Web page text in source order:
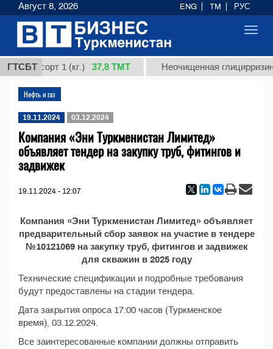
ГТСБТсорт 1 (кг.) 37,8 ТМТ Неочищенная
Нефть и газ
19.11.2024 03.12.2024
Компания «Эни Туркменистан Лимитед»
объявляет тендер на закупку труб, фитингов и
задвижек
19.11.2024 - 12:07
Компания «Эни Туркменистан Лимитед» объявляет
предварительный сбор заявок на участие в тендере
№10121069 на закупку труб, фитингов и задвижек
для скважин в 2025 году
Технические спецификации и подробные требования
будут предоставлены на стадии тендера.
Дата закрытия опроса 17:00 часов (Туркменское
время), 03.12.2024.
Все заинтересованные компании должны отправить
Август 8, 2026 ENG TM РУС